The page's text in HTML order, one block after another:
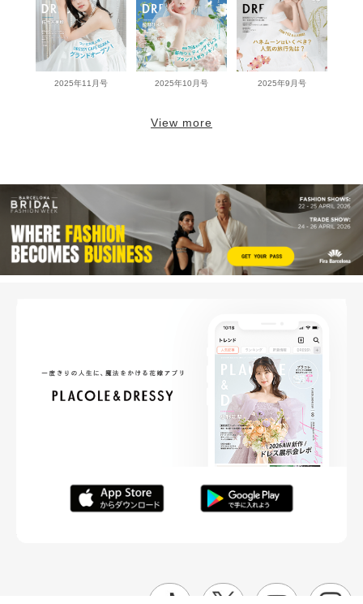
2025年11月号 2025年10月号 2025年9月号
View more